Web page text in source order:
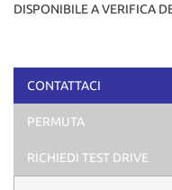
DISPONIBILE A VERIFICA
CONTATTACI
PERMUTA
RICHIEDI TEST DRIVE